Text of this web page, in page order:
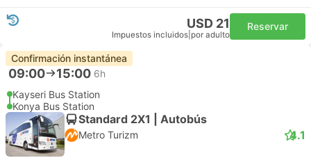
USD 21
Impuestos incluidos por adulto
Reservar
Confirmación instantánea
09:00 15:00 6h
Kayseri Bus Station
Konya Bus Station
Standard 2X1 | Autobús
Metro Turizm 4.1